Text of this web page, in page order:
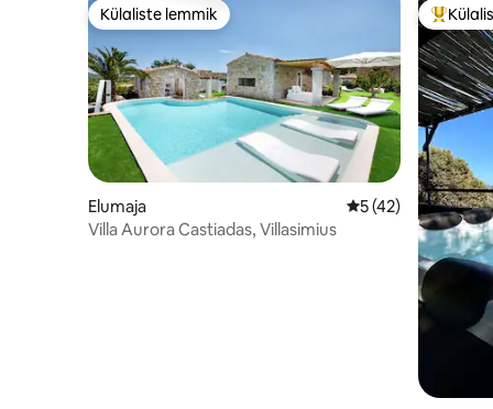
Külaliste lemmik
Külaliste lemmik
Elumaja Keskmine
5 (42)
Villa Aurora Castiadas, Villasimius